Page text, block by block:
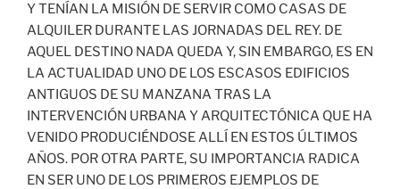
Y TENÍAN LA MISIÓN DE SERVIR COMO CASAS DE
ALQUILER DURANTE LAS JORNADAS DEL REY. DE
AQUEL DESTINO NADA QUEDA Y, SIN EMBARGO, ES EN
LA ACTUALIDAD UNO DE LOS ESCASOS EDIFICIOS
ANTIGUOS DE SU MANZANA TRAS LA
INTERVENCIÓN URBANA Y ARQUITECTÓNICA QUE HA
VENIDO PRODUCIÉNDOSE ALLÍ EN ESTOS ÚLTIMOS
AÑOS. POR OTRA PARTE, SU IMPORTANCIA RADICA
EN SER UNO DE LOS PRIMEROS EJEMPLOS DE